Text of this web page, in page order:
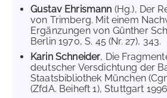
Gustav Ehrismann (Hg.), Der
von Trimberg. Mit einem
Ergänzungen von Günther
Berlin 1970, S. 45 (Nr. 27), 343.
Karin Schneider, Die
deutscher Versdichtung der
Staatsbibliothek München
(ZfdA. Beiheft 1), Stuttgart